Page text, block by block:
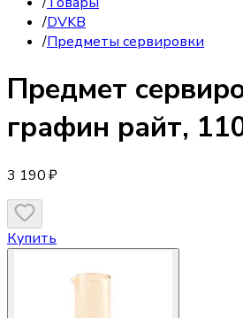
/DVKB
/Предметы сервировки
Предмет
графин райт,
3 190 ₽
Купить